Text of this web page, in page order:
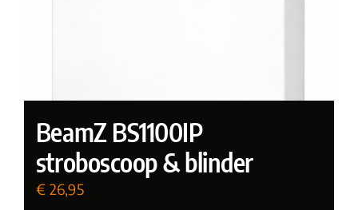
BeamZ BS1100IP
stroboscoop & blinder
€ 26,95